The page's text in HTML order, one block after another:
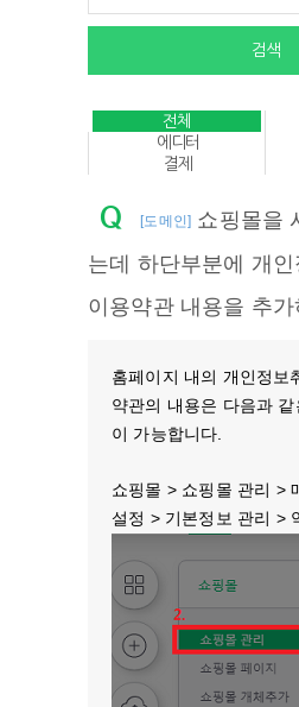
전체
에디터
결제
Q [도메인] 쇼핑몰을
는데 하단부분에 개
이용약관 내용을 추
홈페이지 내의 개인정보
약관의 내용은 다음과
이 가능합니다.
쇼핑몰 > 쇼핑몰 관리 >
설정 > 기본정보 관리 >